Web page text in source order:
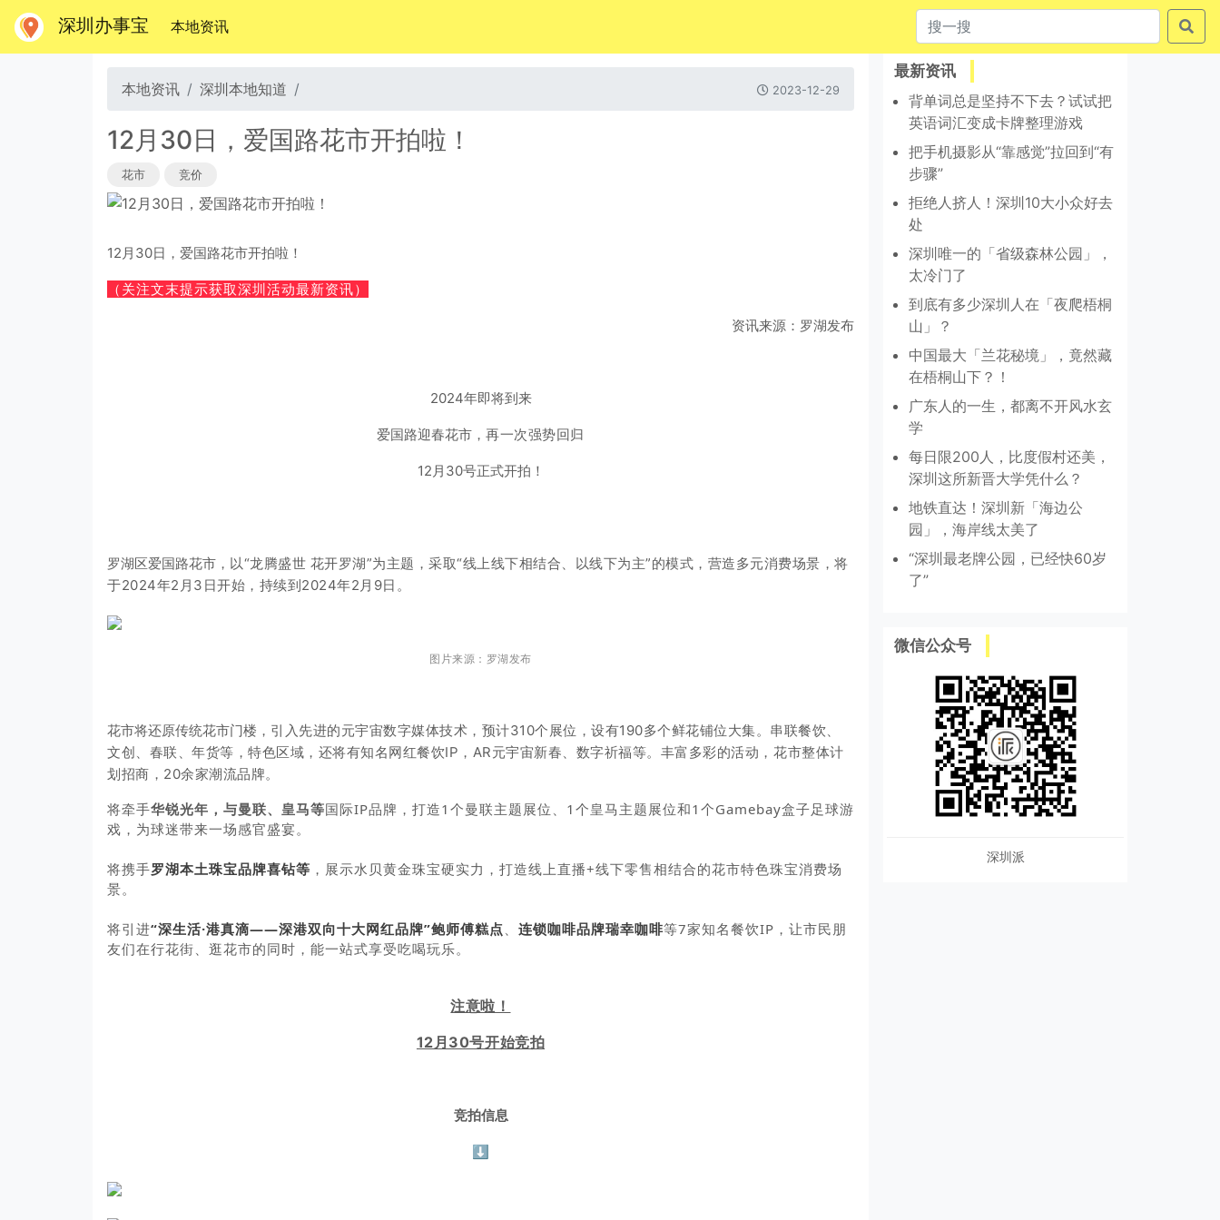
深圳办事宝 本地资讯(当前)
本地资讯 深圳本地知道 2023-12-29
12月30日，爱国路花市开拍啦！
花市 竞价
12月30日，爱国路花市开拍啦！
（关注文末提示获取深圳活动最新资讯）
资讯来源：罗湖发布
2024年即将到来
爱国路迎春花市，再一次强势回归
12月30号正式开拍！
罗湖区爱国路花市， 以“龙腾盛世 花开罗湖”为主题，采取“线上线下相结合、以线下为主”的模式，营造多元消费场景，将
于2024年2月3日开始，持续到2024年2月9日。
图片来源：罗湖发布
花市将还原传统花市门楼， 引入先进的元宇宙数字媒体技术，预计310个展位，设有190多个鲜花铺位大集。串联餐饮、
文创、春联、年货等，特色区域，还将有知名网红餐饮IP，AR元宇宙新春、数字祈福等。丰富多彩的活动，花市整体计
划招商，20余家潮流品牌。
将牵手华锐光年，与曼联、皇马等国际IP品牌，打造1个曼联主题展位、1个皇马主题展位和1个Gamebay盒子足球游
戏，为球迷带来一场感官盛宴。
将携手罗湖本土珠宝品牌喜钻等 ，展示水贝黄金珠宝硬实力，打造线上直播+线下零售相结合的花市特色珠宝消费场
景。
将引进“深生活·港真滴——深港双向十大网红品牌”鲍师傅糕点、 连锁咖啡品牌瑞幸咖啡等7家知名餐饮IP，让市民朋
友们在行花街、逛花市的同时，能一站式享受吃喝玩乐。
注意啦！
12月30号开始竞拍
竞拍信息
⬇️
最新资讯
背单词总是坚持不下去？试试把
英语词汇变成卡牌整理游戏
把手机摄影从“靠感觉”拉回到“有
步骤”
拒绝人挤人！深圳10大小众好去
处
深圳唯一的「省级森林公园」，
太冷门了
到底有多少深圳人在「夜爬梧桐
山」？
中国最大「兰花秘境」，竟然藏
在梧桐山下？！
广东人的一生，都离不开风水玄
学
每日限200人，比度假村还美，
深圳这所新晋大学凭什么？
地铁直达！深圳新「海边公
园」，海岸线太美了
“深圳最老牌公园，已经快60岁
了”
微信公众号
深圳派